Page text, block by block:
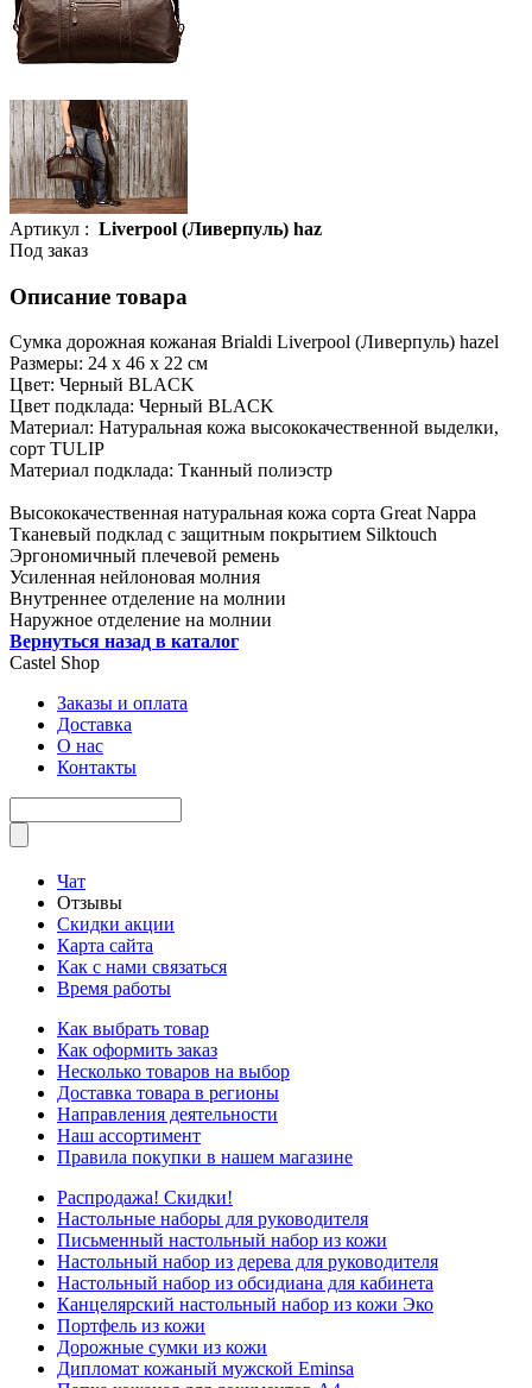
Артикул : Liverpool (Ливерпуль) haz
Под заказ
Описание товара
Сумка дорожная кожаная Brialdi Liverpool (Ливерпуль) hazel
Размеры: 24 х 46 х 22 см
Цвет: Черный BLACK
Цвет подклада: Черный BLACK
Материал: Натуральная кожа высококачественной выделки,
сорт TULIP
Материал подклада: Тканный полиэстр
Высококачественная натуральная кожа сорта Great Nappa
Тканевый подклад с защитным покрытием Silktouch
Эргономичный плечевой ремень
Усиленная нейлоновая молния
Внутреннее отделение на молнии
Наружное отделение на молнии
Вернуться назад в каталог
Castel Shop
Заказы и оплата
Доставка
О нас
Контакты
Чат
Отзывы
Скидки акции
Карта сайта
Как с нами связаться
Время работы
Как выбрать товар
Как оформить заказ
Несколько товаров на выбор
Доставка товара в регионы
Направления деятельности
Наш ассортимент
Правила покупки в нашем магазине
Распродажа! Скидки!
Настольные наборы для руководителя
Письменный настольный набор из кожи
Настольный набор из дерева для руководителя
Настольный набор из обсидиана для кабинета
Канцелярский настольный набор из кожи Эко
Портфель из кожи
Дорожные сумки из кожи
Дипломат кожаный мужской Eminsa